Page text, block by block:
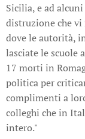
Sicilia, e ad
distruzione che vi
dove le autorità,
lasciate le scuole
17 morti in
politica per
complimenti a
colleghi che in
intero."